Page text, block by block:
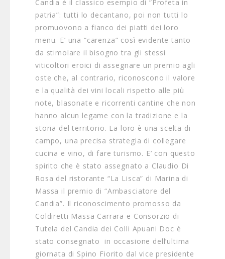
Candia è il classico esempio di “Profeta in
patria”: tutti lo decantano, poi non tutti lo
promuovono a fianco dei piatti dei loro
menu. E’ una “carenza” così evidente tanto
da stimolare il bisogno tra gli stessi
viticoltori eroici di assegnare un premio agli
oste che, al contrario, riconoscono il valore
e la qualità dei vini locali rispetto alle più
note, blasonate e ricorrenti cantine che non
hanno alcun legame con la tradizione e la
storia del territorio. La loro è una scelta di
campo, una precisa strategia di collegare
cucina e vino, di fare turismo. E’ con questo
spirito che è stato assegnato a Claudio Di
Rosa del ristorante “La Lisca” di Marina di
Massa il premio di “Ambasciatore del
Candia”. Il riconoscimento promosso da
Coldiretti Massa Carrara e Consorzio di
Tutela del Candia dei Colli Apuani Doc è
stato consegnato in occasione dell’ultima
giornata di Spino Fiorito dal vice presidente